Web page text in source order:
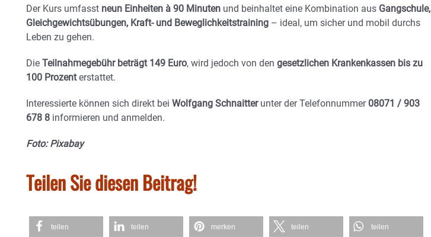
Der Kurs umfasst neun Einheiten à 90 Minuten und beinhaltet eine Kombination aus Gangschule,
Gleichgewichtsübungen, Kraft- und Beweglichkeitstraining – ideal, um sicher und mobil durchs
Leben zu gehen.
Die Teilnahmegebühr beträgt 149 Euro, wird jedoch von den gesetzlichen Krankenkassen bis zu
100 Prozenterstattet.
Interessierte können sich direkt bei Wolfgang Schnaitterunter der Telefonnummer 08071 / 903
678 8 informieren und anmelden.
Foto: Pixabay
Teilen Sie diesen Beitrag!
teilen teilen merken teilen teilen